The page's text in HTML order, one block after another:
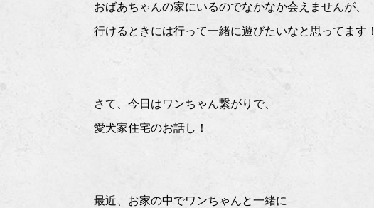
おばあちゃんの家にいるのでなかなか会えませんが、
行けるときには行って一緒に遊びたいなと思ってます！
さて、今日はワンちゃん繋がりで、
愛犬家住宅のお話し！
最近、お家の中でワンちゃんと一緒に